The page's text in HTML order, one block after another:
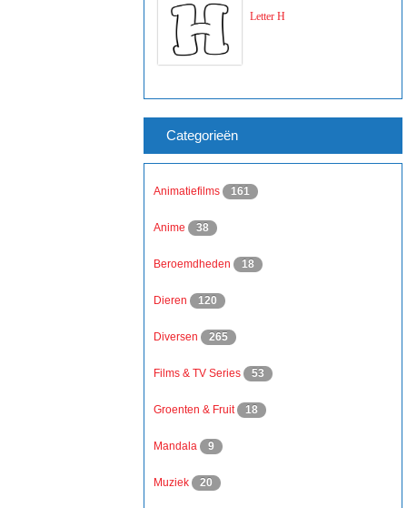
Letter H
Categorieën
Animatiefilms 161
Anime 38
Beroemdheden 18
Dieren 120
Diversen 265
Films & TV Series 53
Groenten & Fruit 18
Mandala 9
Muziek 20